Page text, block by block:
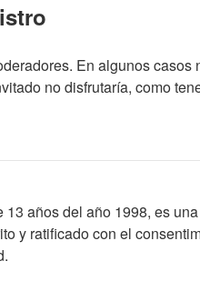
En algunos
no disfrutaría, como
años del año 1998, es
y ratificado con el